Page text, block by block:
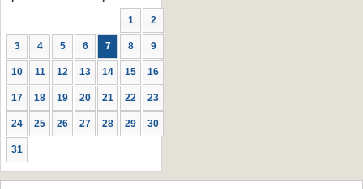
1 2
3 4 5 6 7 8 9
10 11 12 13 14 15 16
17 18 19 20 21 22 23
24 25 26 27 28 29 30
31